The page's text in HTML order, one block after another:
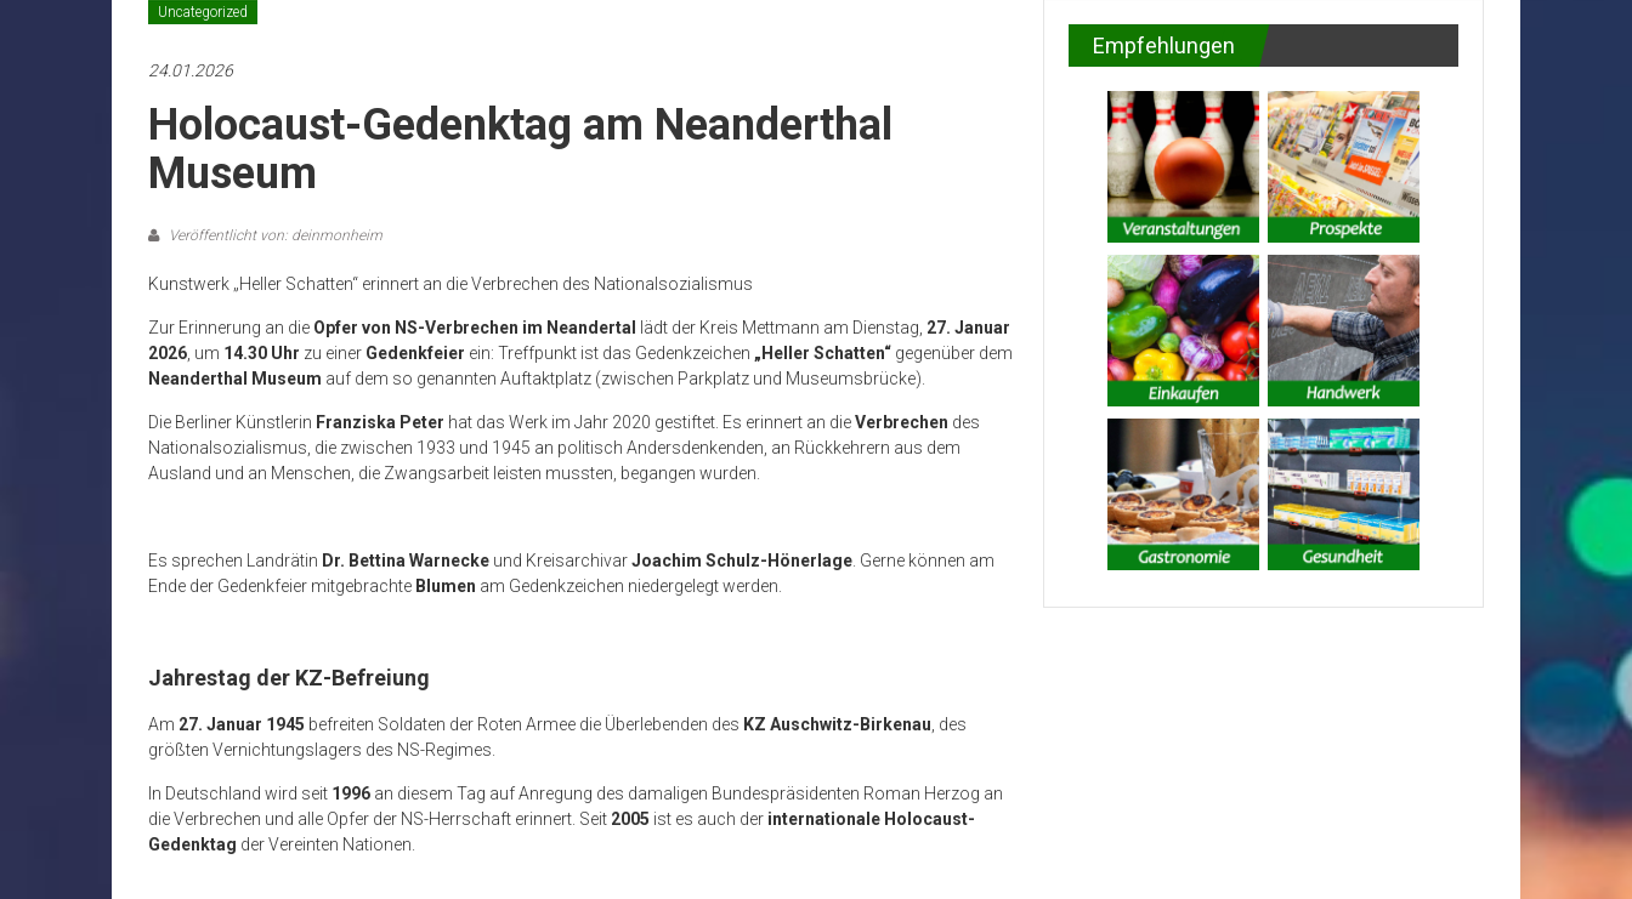
Uncategorized
24.01.2026
Holocaust-Gedenktag am Neanderthal
Museum
Veröffentlicht von: deinmonheim
Kunstwerk „Heller Schatten“ erinnert an die Verbrechen des Nationalsozialismus
Zur Erinnerung an die Opfer von NS-Verbrechen im Neandertal lädt der Kreis Mettmann am Dienstag, 27. Januar
2026 , um 14.30 Uhr zu einer Gedenkfeier ein: Treffpunkt ist das Gedenkzeichen „Heller Schatten“ gegenüber dem
Neanderthal Museum auf dem so genannten Auftaktplatz (zwischen Parkplatz und Museumsbrücke).
Die Berliner Künstlerin Franziska Peter hat das Werk im Jahr 2020 gestiftet. Es erinnert an dieVerbrechen des
Nationalsozialismus, die zwischen 1933 und 1945 an politisch Andersdenkenden, an Rückkehrern aus dem
Ausland und an Menschen, die Zwangsarbeit leisten mussten, begangen wurden.
Es sprechen Landrätin Dr. Bettina Warnecke und KreisarchivarJoachim Schulz-Hönerlage . Gerne können am
Ende der Gedenkfeier mitgebrachte Blumen am Gedenkzeichen niedergelegt werden.
Jahrestag der KZ-Befreiung
Am 27. Januar 1945 befreiten Soldaten der Roten Armee die Überlebenden des KZ Auschwitz-Birkenau , des
größten Vernichtungslagers des NS-Regimes.
In Deutschland wird seit 1996 an diesem Tag auf Anregung des damaligen Bundespräsidenten Roman Herzog an
die Verbrechen und alle Opfer der NS-Herrschaft erinnert. Seit 2005 ist es auch der internationale Holocaust-
Gedenktag der Vereinten Nationen.
Empfehlungen